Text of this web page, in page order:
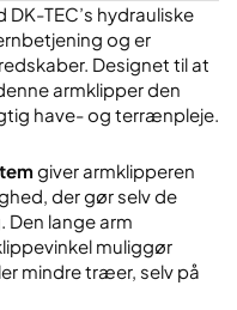
DK-TEC’s hydrauliske
og er
Designet til at
armklipper den
have- og terrænpleje.
giver armklipperen
der gør selv de
lange arm
muliggør
mindre træer, selv på